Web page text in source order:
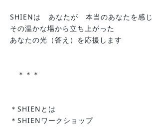
SHIENは　あなたが　本当のあなたを感じ
その温かな場から立ち上がった
あなたの光（答え）を応援します
＊＊＊
＊SHIENとは
＊SHIENワークショップ